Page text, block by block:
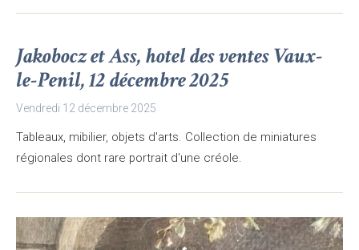
Jakobocz et Ass, hotel des ventes Vaux-
le-Penil, 12 décembre 2025
Vendredi 12 décembre 2025
Tableaux, mibilier, objets d'arts. Collection de miniatures
régionales dont rare portrait d'une créole.